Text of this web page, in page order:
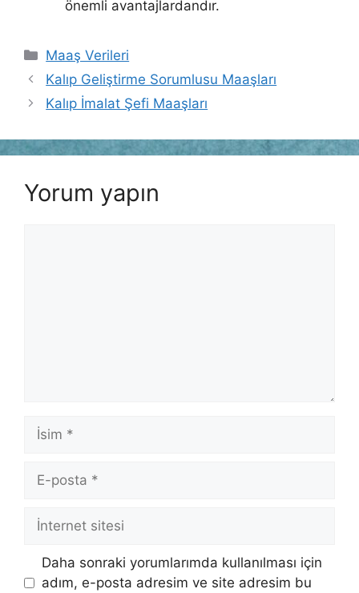
önemli avantajlardandır.
Kategoriler
Maaş Verileri
Kalıp Geliştirme Sorumlusu Maaşları
Kalıp İmalat Şefi Maaşları
Yorum yapın
İsim
posta
İnternet
sitesi
Daha sonraki yorumlarımda kullanılması için
adım, e-posta adresim ve site adresim bu